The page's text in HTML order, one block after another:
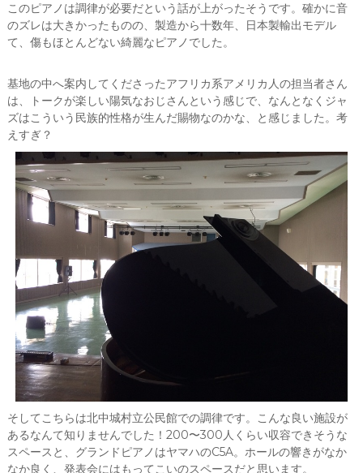
このピアノは調律が必要だという話が上がったそうです。確かに音
のズレは大きかったものの、製造から十数年、日本製輸出モデル
て、傷もほとんどない綺麗なピアノでした。
基地の中へ案内してくださったアフリカ系アメリカ人の担当者さん
は、トークが楽しい陽気なおじさんという感じで、なんとなくジャ
ズはこういう民族的性格が生んだ賜物なのかな、と感じました。考
えすぎ？
そしてこちらは北中城村立公民館での調律です。こんな良い施設が
あるなんて知りませんでした！200〜300人くらい収容できそうな
スペースと、グランドピアノはヤマハのC5A。ホールの響きがなか
なか良く、発表会にはもってこいのスペースだと思います。